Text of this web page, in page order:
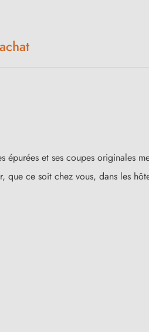
épurées et ses coupes originales
ce soit chez vous, dans les